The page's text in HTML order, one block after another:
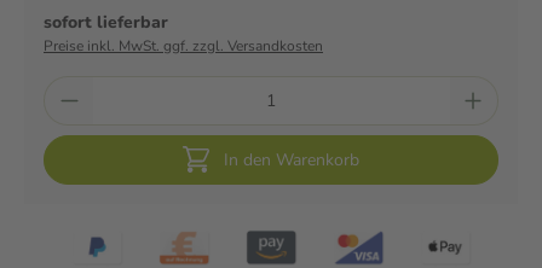
sofort lieferbar
Preise inkl. MwSt. ggf. zzgl. Versandkosten
In den Warenkorb